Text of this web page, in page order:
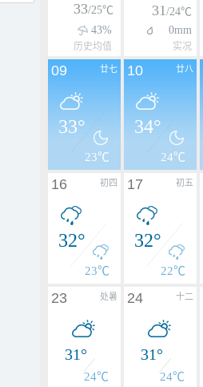
33/25℃
43%
历史均值
31/24℃
0mm
实况
廿七
09
33°
23℃
廿八
10
34°
24℃
初四
16
32°
23℃
初五
17
32°
22℃
处暑
23
31°
24℃
十二
24
31°
24℃